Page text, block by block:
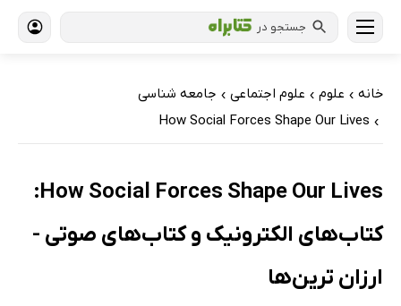
جستجو در
خانه › علوم › علوم اجتماعی › جامعه شناسی
›
How Social Forces Shape Our Lives
How Social Forces Shape Our Lives:
کتاب‌های الکترونیک و کتاب‌های صوتی -
ارزان ترین‌ها